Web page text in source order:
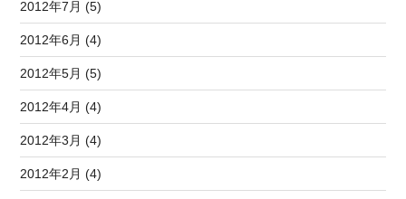
2012年7月 (5)
2012年6月 (4)
2012年5月 (5)
2012年4月 (4)
2012年3月 (4)
2012年2月 (4)